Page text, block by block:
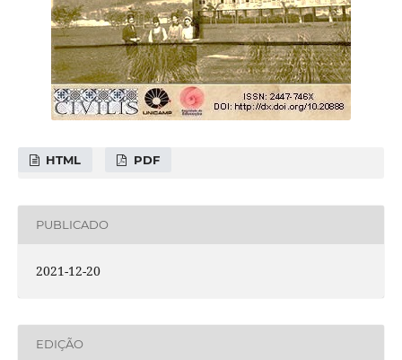
HTML PDF
PUBLICADO
2021-12-20
EDIÇÃO